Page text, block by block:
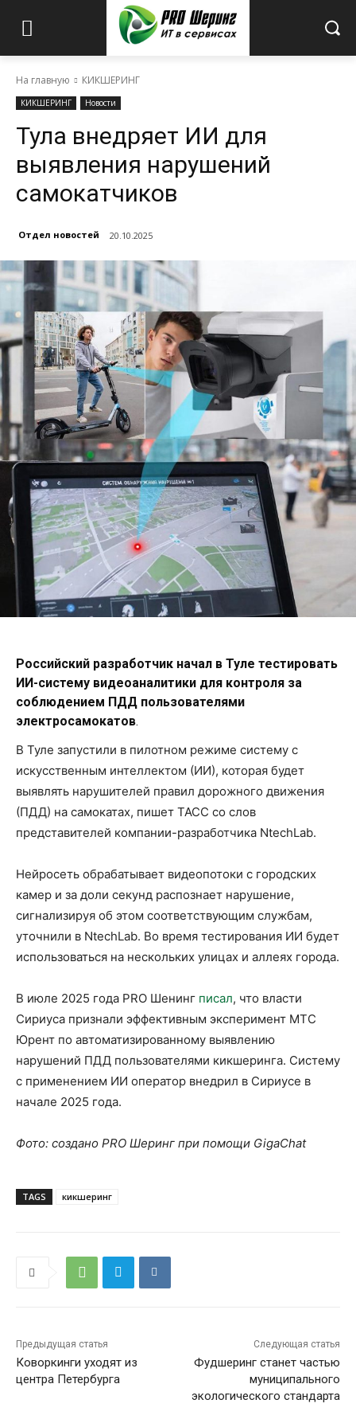
На главную КИКШЕРИНГ
КИКШЕРИНГ Новости
Тула внедряет ИИ для
выявления нарушений
самокатчиков
Отдел новостей 20.10.2025
Российский разработчик начал в Туле тестировать
ИИ-систему видеоаналитики для контроля за
соблюдением ПДД пользователями
электросамокатов.
В Туле запустили в пилотном режиме систему с
искусственным интеллектом (ИИ), которая будет
выявлять нарушителей правил дорожного движения
(ПДД) на самокатах, пишет ТАСС со слов
представителей компании-разработчика NtechLab.
Нейросеть обрабатывает видеопотоки с городских
камер и за доли секунд распознает нарушение,
сигнализируя об этом соответствующим службам,
уточнили в NtechLab. Во время тестирования ИИ будет
использоваться на нескольких улицах и аллеях города.
В июле 2025 года PRO Шенинг писал, что власти
Сириуса признали эффективным эксперимент МТС
Юрент по автоматизированному выявлению
нарушений ПДД пользователями кикшеринга. Систему
с применением ИИ оператор внедрил в Сириусе в
начале 2025 года.
Фото: создано PRO Шеринг при помощи GigaChat
TAGS кикшеринг
Предыдущая статья
Коворкинги уходят из
центра Петербурга
Следующая статья
Фудшеринг станет частью
муниципального
экологического стандарта